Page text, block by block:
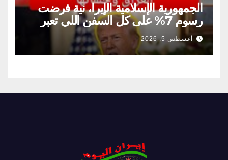
الجمهورية الإسلامية الإيرا، نية فرضت
رسوم 7% على كل السفن اللي تعبر
مضيق هرمز
أغسطس 5, 2026